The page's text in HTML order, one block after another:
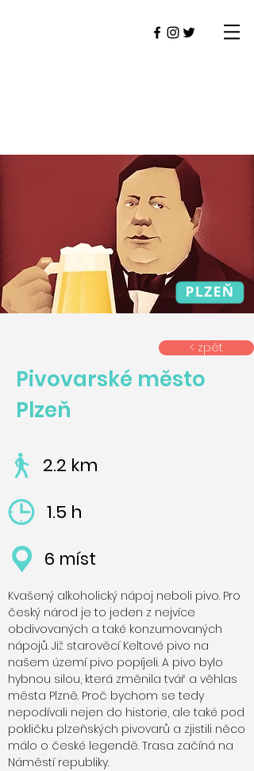
< zpět
Pivovarské město
Plzeň
2.2 km
1.5 h
6 míst
Kvašený alkoholický nápoj neboli pivo. Pro
český národ je to jeden z nejvíce
obdivovaných a také konzumovaných
nápojů. Již starověcí Keltové pivo na
našem území pivo popíjeli. A pivo bylo
hybnou silou, která změnila tvář a věhlas
města Plzně. Proč bychom se tedy
nepodívali nejen do historie, ale také pod
pokličku plzeňských pivovarů a zjistili něco
málo o české legendě. Trasa začíná na
Náměstí republiky.